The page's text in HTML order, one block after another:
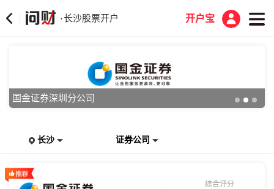
·长沙股票开户 开户宝
国金证券深圳分公司
长沙 证券公司
综合评分